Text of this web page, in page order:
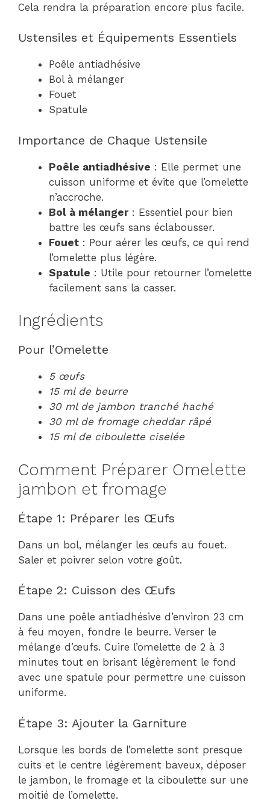
Cela rendra la préparation encore plus facile.
Ustensiles et Équipements Essentiels
Poêle antiadhésive
Bol à mélanger
Fouet
Spatule
Importance de Chaque Ustensile
Poêle antiadhésive : Elle permet une
cuisson uniforme et évite que l’omelette
n’accroche.
Bol à mélanger: Essentiel pour bien
battre les œufs sans éclabousser.
Fouet : Pour aérer les œufs, ce qui rend
l’omelette plus légère.
Spatule : Utile pour retourner l’omelette
facilement sans la casser.
Ingrédients
Pour l’Omelette
5 œufs
15 ml de beurre
30 ml de jambon tranché haché
30 ml de fromage cheddar râpé
15 ml de ciboulette ciselée
Comment Préparer Omelette
jambon et fromage
Étape 1: Préparer les Œufs
Dans un bol, mélanger les œufs au fouet.
Saler et poivrer selon votre goût.
Étape 2: Cuisson des Œufs
Dans une poêle antiadhésive d’environ 23 cm
à feu moyen, fondre le beurre. Verser le
mélange d’œufs. Cuire l’omelette de 2 à 3
minutes tout en brisant légèrement le fond
avec une spatule pour permettre une cuisson
uniforme.
Étape 3: Ajouter la Garniture
Lorsque les bords de l’omelette sont presque
cuits et le centre légèrement baveux, déposer
le jambon, le fromage et la ciboulette sur une
moitié de l’omelette.